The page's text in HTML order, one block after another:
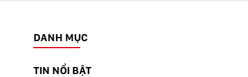
DANH MỤC
TIN NỔI BẬT